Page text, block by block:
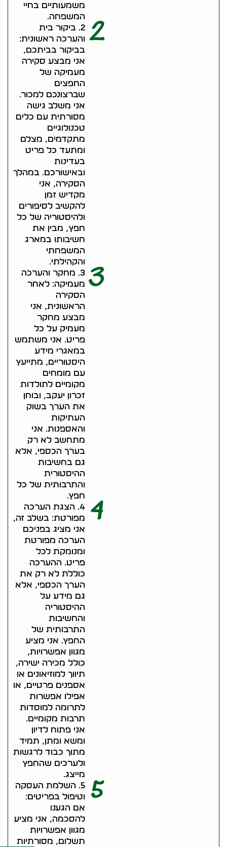
משמעותיים בחיי
המשפחה.
2
2. ביקור בית
והערכה ראשונית:
בביקור בביתכם,
אני מבצע סקירה
מעמיקה של
החפצים
שברצונכם למכור.
אני משלב גישה
מסורתית עם כלים
טכנולוגיים
מתקדמים, מצלם
ומתעד כל פריט
בעדינות
ובאישורכם. במהלך
הסקירה, אני
מקדיש זמן
להקשיב לסיפורים
ולהיסטוריה של כל
חפץ, מבין את
חשיבותו במארג
המשפחתי
והקהילתי.
3
3. מחקר והערכה
מעמיקה: לאחר
הסקירה
הראשונית, אני
מבצע מחקר
מעמיק על כל
פריט. אני משתמש
במאגרי מידע
היסטוריים, מתייעץ
עם מומחים
מקומיים לתולדות
זכרון יעקב, ובוחן
את הערך בשוק
העתיקות
והאספנות. אני
מתחשב לא רק
בערך הכספי, אלא
גם בחשיבות
ההיסטורית
והתרבותית של כל
חפץ.
4
4. הצגת הערכה
מפורטת: בשלב זה,
אני מציג בפניכם
הערכה מפורטת
ומנומקת לכל
פריט. ההערכה
כוללת לא רק את
הערך הכספי, אלא
גם מידע על
ההיסטוריה
והחשיבות
התרבותית של
החפץ. אני מציע
מגוון אפשרויות,
כולל מכירה ישירה,
תיווך למוזיאונים או
אספנים פרטיים, או
אפילו אפשרות
לתרומה למוסדות
תרבות מקומיים.
אני פתוח לדיון
ומשא ומתן, תמיד
מתוך כבוד לרגשות
ולערכים שהחפץ
מייצג.
5
5. השלמת העסקה
וטיפול בפריטים:
אם הגענו
להסכמה, אני מציע
מגוון אפשרויות
תשלום, מסורתיות